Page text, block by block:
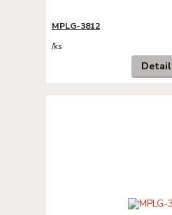
MPLG-3812
/ks
Detail